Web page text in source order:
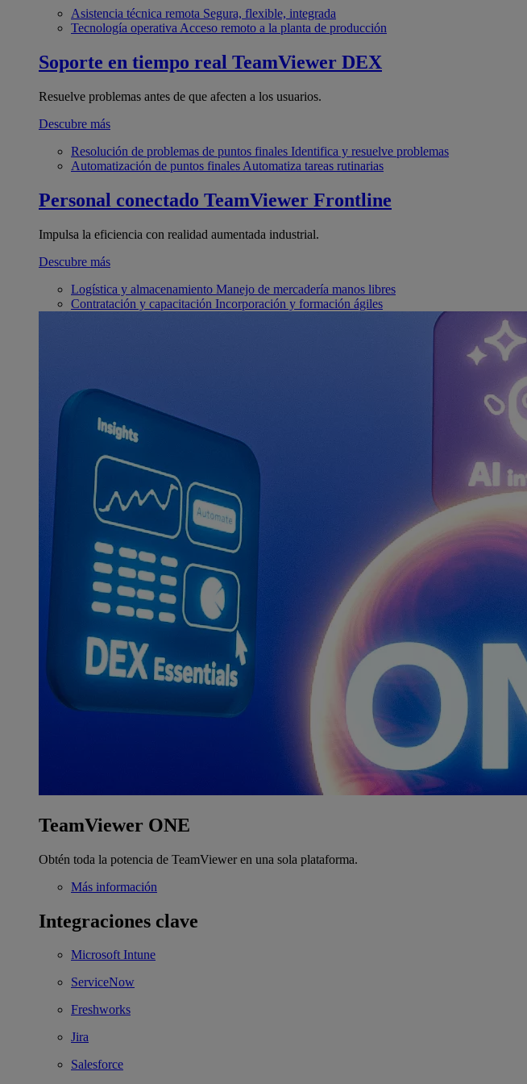
Asistencia técnica remota Segura, flexible, integrada
Tecnología operativa Acceso remoto a la planta de producción
Soporte en tiempo real TeamViewer DEX
Resuelve problemas antes de que afecten a los usuarios.
Descubre más
Resolución de problemas de puntos finales Identifica y resuelve problemas
Automatización de puntos finales Automatiza tareas rutinarias
Personal conectado TeamViewer Frontline
Impulsa la eficiencia con realidad aumentada industrial.
Descubre más
Logística y almacenamiento Manejo de mercadería manos libres
Contratación y capacitación Incorporación y formación ágiles
TeamViewer ONE
Obtén toda la potencia de TeamViewer en una sola plataforma.
Más información
Integraciones clave
Microsoft Intune
ServiceNow
Freshworks
Jira
Salesforce